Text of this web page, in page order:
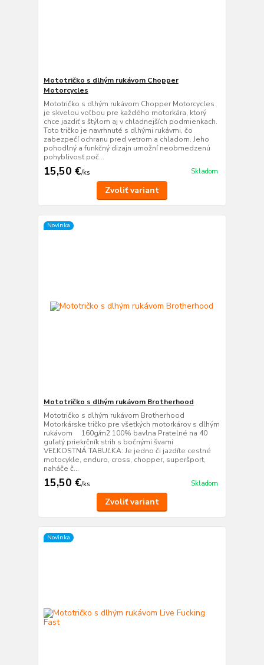
Mototričko s dlhým rukávom Chopper
Motorcycles
Mototričko s dlhým rukávom Chopper Motorcycles
je skvelou voľbou pre každého motorkára, ktorý
chce jazdiť s štýlom aj v chladnejších podmienkach.
Toto tričko je navrhnuté s dlhými rukávmi, čo
zabezpečí ochranu pred vetrom a chladom. Jeho
pohodlný a funkčný dizajn umožní neobmedzenú
pohyblivosť poč...
15,50 €/ks Skladom
Zvoliť variant
Novinka
Mototričko s dlhým rukávom Brotherhood
Mototričko s dlhým rukávom Brotherhood
Motorkárske tričko pre všetkých motorkárov s dlhým
rukávom 160g/m2 100% bavlna Pratelné na 40
guľatý priekrčník strih s bočnými švami
VEĽKOSTNÁ TABUĽKA: Je jedno či jazdíte cestné
motocykle, enduro, cross, chopper, superšport,
naháče č...
15,50 €/ks Skladom
Zvoliť variant
Novinka